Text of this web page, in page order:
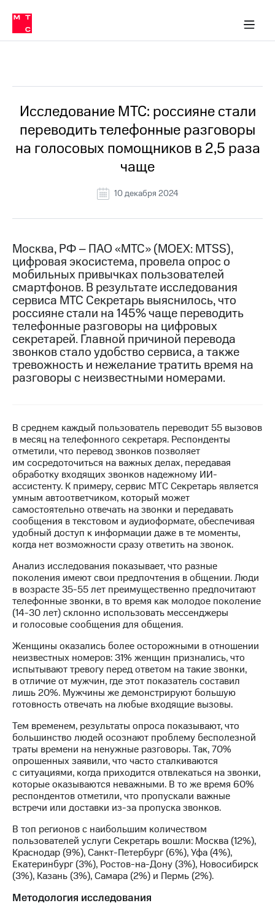
Медиа-центр
и акционерам
Устойчивое развитие
Комплаенс и деловая этика
компании
Карьера
История
компании
Руководство
информация
Медиа-центр
Пресс-
релизы
МТС
о технологиях
Достижения
Интервью
Финансовая
Новости
в
регионе
и акционерам
Корпоративное
управление
Корпоративный
секретарь
информации
Информация
акционерам
Документы
ПАО
"МТС"
акционеров
Личный
кабинет
акционера
Акционерный
капитал
и
аудит
Рынок
акций
Описание
Программа
приобретения
выкупа
акций
Дивиденды
Рынок
облигаций
Описание
в МТС
Пресс-
релизы
МТС
о технологиях
Исследование МТС: россияне стали
переводить телефонные разговоры
на голосовых помощников в 2,5 раза
чаще
10 декабря 2024
Москва, РФ – ПАО «МТС» (MOEX: MTSS),
цифровая экосистема, провела опрос о
мобильных привычках пользователей
смартфонов. В результате исследования
сервиса МТС Секретарь выяснилось, что
россияне стали на 145% чаще переводить
телефонные разговоры на цифровых
секретарей. Главной причиной перевода
звонков стало удобство сервиса, а также
тревожность и нежелание тратить время на
разговоры с неизвестными номерами.
В среднем каждый пользователь переводит 55 вызовов
в месяц на телефонного секретаря. Респонденты
отметили, что перевод звонков позволяет
им сосредоточиться на важных делах, передавая
обработку входящих звонков надежному ИИ-
ассистенту. К примеру, сервис МТС Секретарь является
умным автоответчиком, который может
самостоятельно отвечать на звонки и передавать
сообщения в текстовом и аудиоформате, обеспечивая
удобный доступ к информации даже в те моменты,
когда нет возможности сразу ответить на звонок.
Анализ исследования показывает, что разные
поколения имеют свои предпочтения в общении. Люди
в возрасте 35-55 лет преимущественно предпочитают
телефонные звонки, в то время как молодое поколение
(14-30 лет) склонно использовать мессенджеры
и голосовые сообщения для общения.
Женщины оказались более осторожными в отношении
неизвестных номеров: 31% женщин признались, что
испытывают тревогу перед ответом на такие звонки,
в отличие от мужчин, где этот показатель составил
лишь 20%. Мужчины же демонстрируют большую
готовность отвечать на любые входящие вызовы.
Тем временем, результаты опроса показывают, что
большинство людей осознают проблему бесполезной
траты времени на ненужные разговоры. Так, 70%
опрошенных заявили, что часто сталкиваются
с ситуациями, когда приходится отвлекаться на звонки,
которые оказываются неважными. В то же время 60%
респондентов отметили, что пропускали важные
встречи или доставки из-за пропуска звонков.
В топ регионов с наибольшим количеством
пользователей услуги Секретарь вошли: Москва (12%),
Краснодар (9%), Санкт-Петербург (6%), Уфа (4%),
Екатеринбург (3%), Ростов-на-Дону (3%), Новосибирск
(3%), Казань (3%), Самара (2%) и Пермь (2%).
Методология исследования